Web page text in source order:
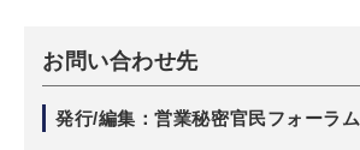
お問い合わせ先
発行/編集：営業秘密官民フォーラム